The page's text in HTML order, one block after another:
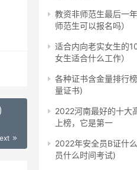
的
教资非师范生最后一
师范生可以报名吗）
适合内向老实女生的
女生适合什么工作）
各种证书含金量排行
量证书)
2022河南最好的十大
上榜，它是第一
2022年安全员B证什
员什么时间考试)